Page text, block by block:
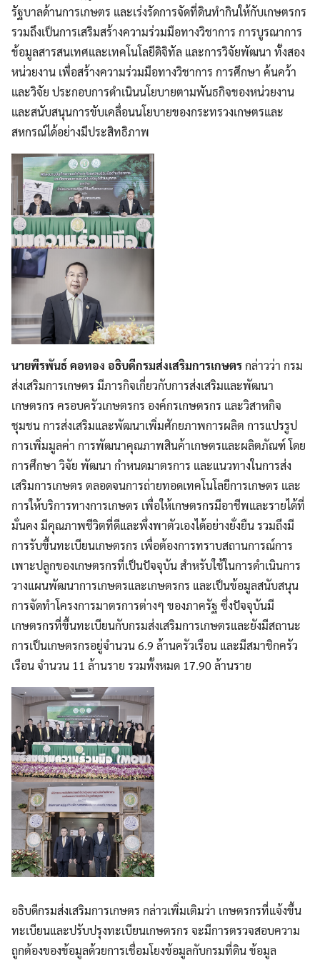
รัฐบาลด้านการเกษตร และเร่งรัดการจัดที่ดินทำกินให้กับเกษตรกร
รวมถึงเป็นการเสริมสร้างความร่วมมือทางวิชาการ การบูรณาการ
ข้อมูลสารสนเทศและเทคโนโลยีดิจิทัล และการวิจัยพัฒนา ทั้งสอง
หน่วยงาน เพื่อสร้างความร่วมมือทางวิชาการ การศึกษา ค้นคว้า
และวิจัย ประกอบการดำเนินนโยบายตามพันธกิจของหน่วยงาน
และสนับสนุนการขับเคลื่อนนโยบายของกระทรวงเกษตรและ
สหกรณ์ได้อย่างมีประสิทธิภาพ
นายพีรพันธ์ คอทอง อธิบดีกรมส่งเสริมการเกษตรกล่าวว่า กรม
ส่งเสริมการเกษตร มีภารกิจเกี่ยวกับการส่งเสริมและพัฒนา
เกษตรกร ครอบครัวเกษตรกร องค์กรเกษตรกร และวิสาหกิจ
ชุมชน การส่งเสริมและพัฒนาเพิ่มศักยภาพการผลิต การแปรรูป
การเพิ่มมูลค่า การพัฒนาคุณภาพสินค้าเกษตรและผลิตภัณฑ์ โดย
การศึกษา วิจัย พัฒนา กำหนดมาตรการ และแนวทางในการส่ง
เสริมการเกษตร ตลอดจนการถ่ายทอดเทคโนโลยีการเกษตร และ
การให้บริการทางการเกษตร เพื่อให้เกษตรกรมีอาชีพและรายได้ที่
มั่นคง มีคุณภาพชีวิตที่ดีและพึ่งพาตัวเองได้อย่างยั่งยืน รวมถึงมี
การรับขึ้นทะเบียนเกษตรกร เพื่อต้องการทราบสถานการณ์การ
เพาะปลูกของเกษตรกรที่เป็นปัจจุบัน สำหรับใช้ในการดำเนินการ
วางแผนพัฒนาการเกษตรและเกษตรกร และเป็นข้อมูลสนับสนุน
การจัดทำโครงการมาตรการต่างๆ ของภาครัฐ ซึ่งปัจจุบันมี
เกษตรกรที่ขึ้นทะเบียนกับกรมส่งเสริมการเกษตรและยังมีสถานะ
การเป็นเกษตรกรอยู่จำนวน 6.9 ล้านครัวเรือน และมีสมาชิกครัว
เรือน จำนวน 11 ล้านราย รวมทั้งหมด 17.90 ล้านราย
อธิบดีกรมส่งเสริมการเกษตร กล่าวเพิ่มเติมว่า เกษตรกรที่แจ้งขึ้น
ทะเบียนและปรับปรุงทะเบียนเกษตรกร จะมีการตรวจสอบความ
ถูกต้องของข้อมูลด้วยการเชื่อมโยงข้อมูลกับกรมที่ดิน ข้อมูล